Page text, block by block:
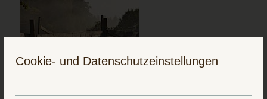
Cookie- und Datenschutzeinstellungen